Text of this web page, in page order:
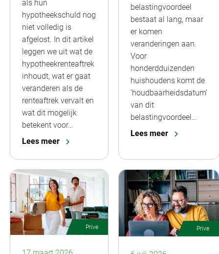
als hun
hypotheekschuld nog
niet volledig is
afgelost. In dit artikel
leggen we uit wat de
hypotheekrenteaftrek
inhoudt, wat er gaat
veranderen als de
renteaftrek vervalt en
wat dit mogelijk
betekent voor…
Lees meer
belastingvoordeel
bestaat al lang, maar
er komen
veranderingen aan.
Voor
honderdduizenden
huishoudens komt de
‘houdbaarheidsdatum’
van dit
belastingvoordeel…
Lees meer
Prive Prive